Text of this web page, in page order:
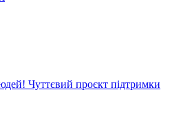
Чуттєвий проєкт підтримки